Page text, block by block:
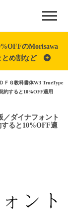
Menu
のMorisawa
とめ割など
ＦＧ教科書体W3 TrueType
約すると10%OFF適用
／ダイナフォント
ると10%OFF適